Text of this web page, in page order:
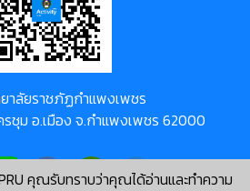
คุณรับทราบว่าคุณได้อ่านและทำความ
าลัยราชภัฏกำแพงเพชร
รชุม อ.เมือง จ.กำแพงเพชร 62000